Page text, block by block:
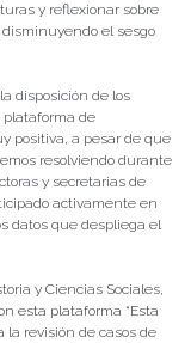
y reflexionar sobre
el sesgo
disposición de los
plataforma de
positiva, a pesar de que
resolviendo durante
y secretarias de
activamente en
datos que despliega el
y Ciencias Sociales,
esta plataforma “Esta
revisión de casos de